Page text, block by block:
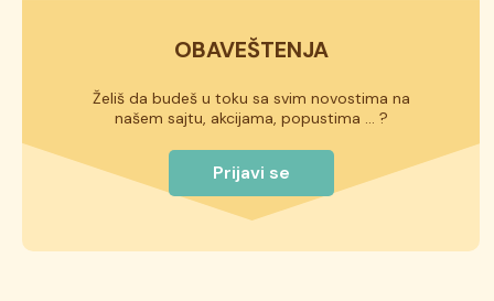
OBAVEŠTENJA
Želiš da budeš u toku sa svim novostima na
našem sajtu, akcijama, popustima ... ?
Prijavi se